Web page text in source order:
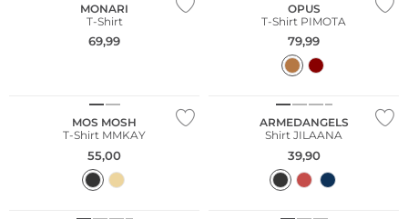
MONARI
T-Shirt
69,99
OPUS
T-Shirt PIMOTA
79,99
MOS MOSH
T-Shirt MMKAY
55,00
ARMEDANGELS
Shirt JILAANA
39,90